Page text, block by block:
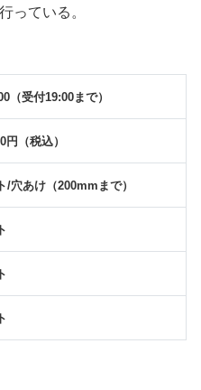
っている。
（受付19:00まで）
（税込）
/⽳あけ（200mmまで）